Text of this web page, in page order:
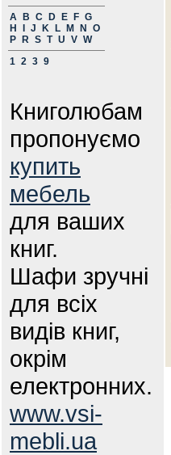
A
B C D E F G
H
J K L M N
O
P
R S T U V W
1 2 3 9
Книголюбам
пропонуємо
купить
мебель
для ваших
книг.
Шафи зручні
для всіх
видів книг,
окрім
електронних.
www.vsi-
mebli.ua